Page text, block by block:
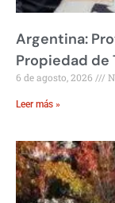
Argentina:
Propiedad de
6 de agosto, 2026
Leer más »